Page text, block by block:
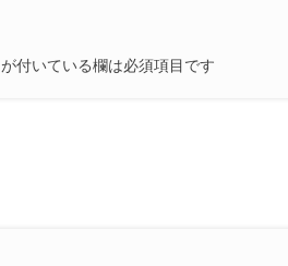
が付いている欄は必須項目です